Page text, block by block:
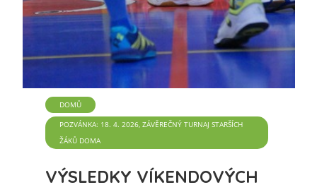
VÝSLEDKY VÍKENDOVÝCH
DOMŮ
POZVÁNKA: 18. 4. 2026, ZÁVĚREČNÝ TURNAJ STARŠÍCH
ŽÁKŮ DOMA